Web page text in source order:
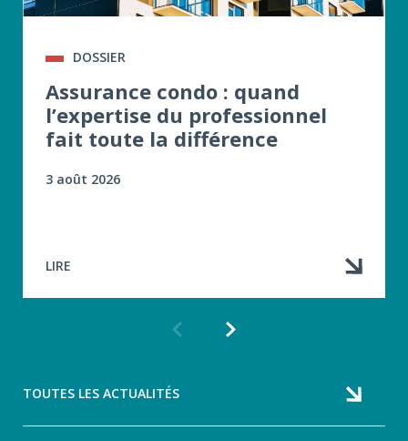
DOSSIER
Assurance condo : quand
l’expertise du professionnel
fait toute la différence
3 août 2026
LIRE
TOUTES LES ACTUALITÉS